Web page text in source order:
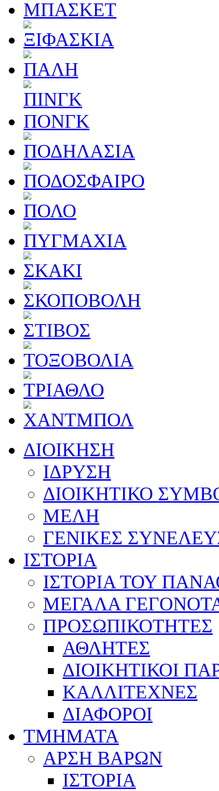
ΔΙΟΙΚΗΣΗ
ΙΔΡΥΣΗ
ΔΙΟΙΚΗΤΙΚΟ
ΜΕΛΗ
ΓΕΝΙΚΕΣ
ΙΣΤΟΡΙΑ
ΙΣΤΟΡΙΑ ΤΟΥ
ΜΕΓΑΛΑ
ΠΡΟΣΩΠΙΚΟΤΗΤΕΣ
ΑΘΛΗΤΕΣ
ΔΙΟΙΚΗΤΙΚΟΙ
ΚΑΛΛΙΤΕΧΝΕΣ
ΔΙΑΦΟΡΟΙ
ΤΜΗΜΑΤΑ
ΑΡΣΗ ΒΑΡΩΝ
ΙΣΤΟΡΙΑ